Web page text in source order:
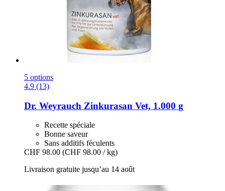
5 options
4.9 (13)
Dr. Weyrauch Zinkurasan Vet, 1.000 g
Recette spéciale
Bonne saveur
Sans additifs féculents
CHF 98.00 (CHF 98.00 / kg)
Livraison gratuite jusqu’au 14 août